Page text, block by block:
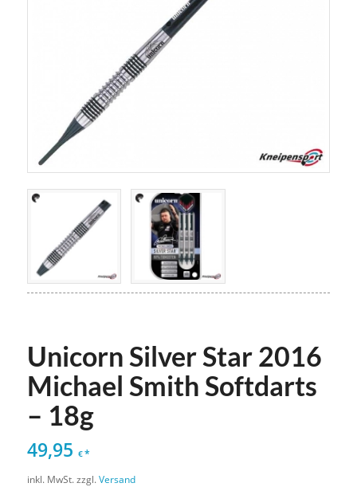
Unicorn Silver Star 2016
Michael Smith Softdarts
– 18g
49,95 €*
inkl. MwSt. zzgl.Versand